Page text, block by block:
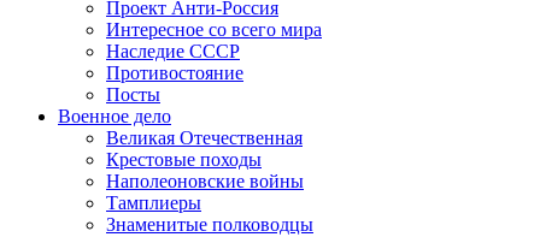
Проект Анти-Россия
Интересное со всего мира
Наследие СССР
Противостояние
Посты
Военное дело
Великая Отечественная
Крестовые походы
Наполеоновские войны
Тамплиеры
Знаменитые полководцы